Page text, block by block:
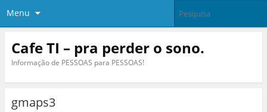
Menu
Cafe TI – pra perder o sono.
Informação de PESSOAS para PESSOAS!
gmaps3